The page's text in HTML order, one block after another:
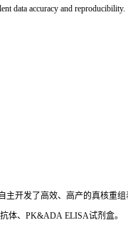
data accuracy and reproducibility.
主开发了高效、高产的真核
体、PK&ADA ELISA试剂盒。